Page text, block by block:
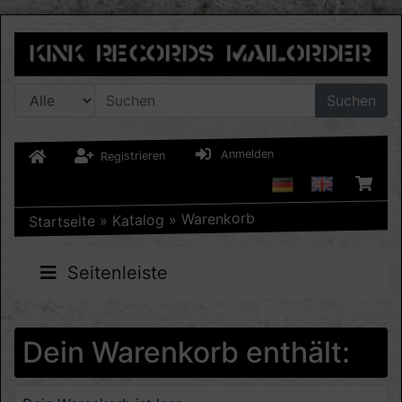
Suchen
Registrieren Anmelden
Startseite » Katalog » Warenkorb
Seitenleiste
Dein Warenkorb enthält: